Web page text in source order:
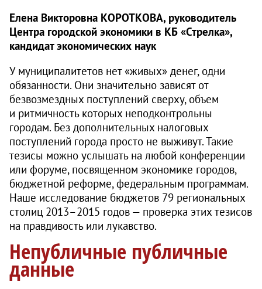
Елена Викторовна КОРОТКОВА, руководитель
Центра городской экономики в КБ «Стрелка»,
кандидат экономических наук
У муниципалитетов нет «живых» денег, одни
обязанности. Они значительно зависят от
безвозмездных поступлений сверху, объем
и ритмичность которых неподконтрольны
городам. Без дополнительных налоговых
поступлений города просто не выживут. Такие
тезисы можно услышать на любой конференции
или форуме, посвященном экономике городов,
бюджетной реформе, федеральным программам.
Наше исследование бюджетов 79 региональных
столиц 2013–2015 годов — проверка этих тезисов
на правдивость или лукавство.
Непубличные публичные
данные